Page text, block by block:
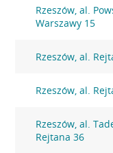
Rzeszów, al.
Warszawy 15
Rzeszów, al.
Rzeszów, al.
Rzeszów, al.
Rejtana 36